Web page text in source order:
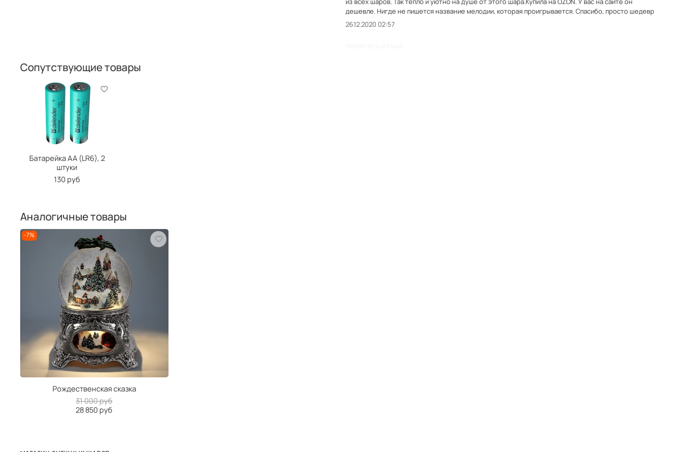
дешевле. Нигде не пишется название мелодии, которая проигрывается. Спасибо, просто шедевр
26.12.2020 02:57
Сопутствующие товары
Батарейка AA (LR6), 2
штуки
130 руб
Аналогичные товары
-7%
Рождественская сказка
31 000 руб
28 850 руб